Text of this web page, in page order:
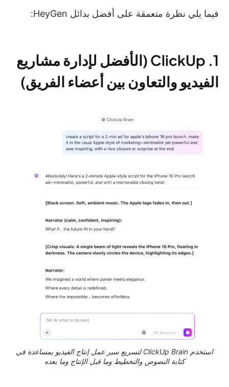
فيما يلي نظرة متعمقة على أفضل بدائل HeyGen:
1. ClickUp (الأفضل لإدارة مشاريع
الفيديو والتعاون بين أعضاء الفريق)
استخدم ClickUp Brain لتسريع سير عمل إنتاج الفيديو بمساعدة في
كتابة النصوص والتخطيط وما قبل الإنتاج وما بعده